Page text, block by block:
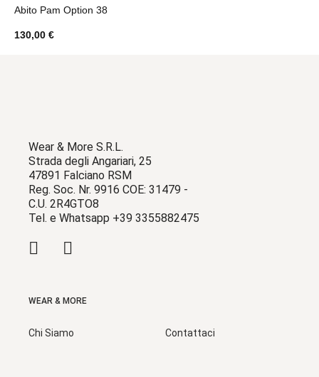
Abito Pam Option 38
130,00 €
Wear & More S.R.L.
Strada degli Angariari, 25
47891 Falciano RSM
Reg. Soc. Nr. 9916 COE: 31479 -
C.U. 2R4GTO8
Tel. e Whatsapp +39 3355882475
WEAR & MORE
Chi Siamo Contattaci